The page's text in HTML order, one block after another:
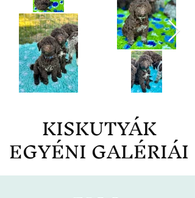
KISKUTYÁK
EGYÉNI GALÉRIÁI